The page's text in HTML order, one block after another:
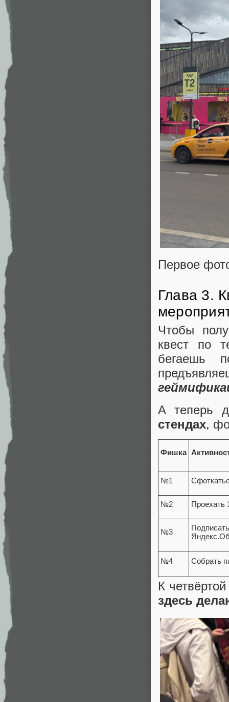
Первое
Глава 3.
Чтобы
квест по
бегаешь
А теперь
стендах,
Фишка
№1
№2 Проехать
№3
№4 Собрать
К
здесь